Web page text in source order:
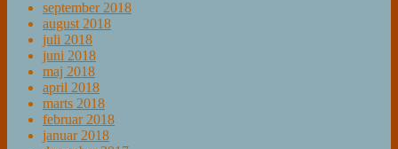
september 2018
august 2018
juli 2018
juni 2018
maj 2018
april 2018
marts 2018
februar 2018
januar 2018